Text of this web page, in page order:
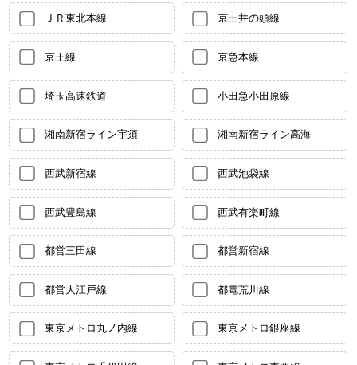
ＪＲ東北本線 京王井の頭線
京王線 京急本線
埼玉高速鉄道 小田急小田原線
湘南新宿ライン宇須 湘南新宿ライン高海
西武新宿線 西武池袋線
西武豊島線 西武有楽町線
都営三田線 都営新宿線
都営大江戸線 都電荒川線
東京メトロ丸ノ内線 東京メトロ銀座線